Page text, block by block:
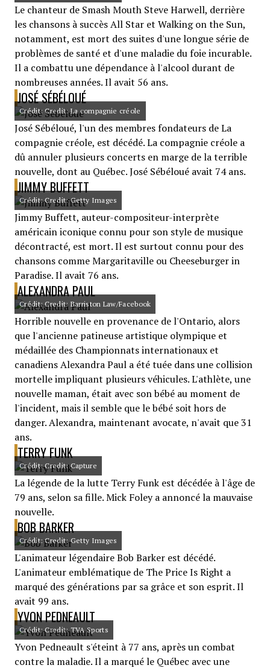
Le chanteur de Smash Mouth Steve Harwell, derrière
les chansons à succès All Star et Walking on the Sun,
notamment, est mort des suites d'une longue série de
problèmes de santé et d'une maladie du foie incurable.
Il a combattu une dépendance à l'alcool durant de
nombreuses années. Il avait 56 ans.
JOSÉ SÉBÉLOUÉ
Crédit: Credit: La compagnie créole
José Sébéloué, l'un des membres fondateurs de La
compagnie créole, est décédé. La compagnie créole a
dû annuler plusieurs concerts en marge de la terrible
nouvelle, dont au Québec. José Sébéloué avait 74 ans.
JIMMY BUFFETT
Crédit: Credit: Getty Images
Jimmy Buffett, auteur-compositeur-interprète
américain iconique connu pour son style de musique
décontracté, est mort. Il est surtout connu pour des
chansons comme Margaritaville ou Cheeseburger in
Paradise. Il avait 76 ans.
ALEXANDRA PAUL
Crédit: Credit: Barriston Law/Facebook
Horrible nouvelle en provenance de l'Ontario, alors
que l'ancienne patineuse artistique olympique et
médaillée des Championnats internationaux et
canadiens Alexandra Paul a été tuée dans une collision
mortelle impliquant plusieurs véhicules. L'athlète, une
nouvelle maman, était avec son bébé au moment de
l'incident, mais il semble que le bébé soit hors de
danger. Alexandra, maintenant avocate, n'avait que 31
ans.
TERRY FUNK
Crédit: Credit: Capture
La légende de la lutte Terry Funk est décédée à l'âge de
79 ans, selon sa fille. Mick Foley a annoncé la mauvaise
nouvelle.
BOB BARKER
Crédit: Credit: Getty Images
L'animateur légendaire Bob Barker est décédé.
L'animateur emblématique de The Price Is Right a
marqué des générations par sa grâce et son esprit. Il
avait 99 ans.
YVON PEDNEAULT
Crédit: Credit: TVA Sports
Yvon Pedneault s'éteint à 77 ans, après un combat
contre la maladie. Il a marqué le Québec avec une